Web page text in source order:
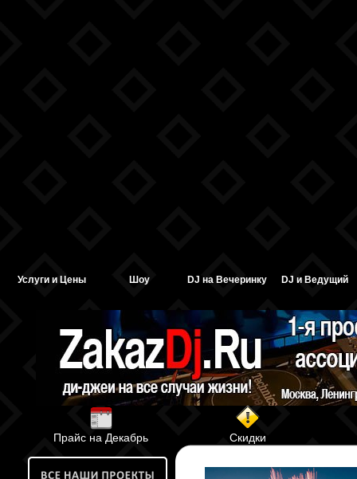
Услуги и Цены Шоу DJ на Вечеринку DJ и Ведущий
Прайс на Декабрь Скидки